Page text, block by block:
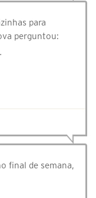
para
perguntou:
final de semana,